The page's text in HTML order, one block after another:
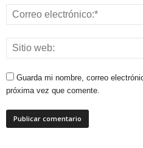
Guarda mi nombre, correo
próxima vez que comente.